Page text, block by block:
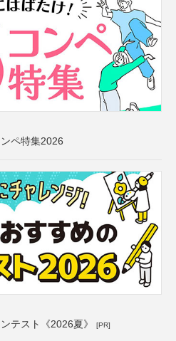
ペ特集2026
テスト《2026夏》 [PR]